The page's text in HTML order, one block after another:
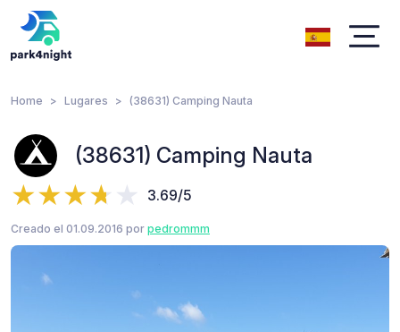
Home Lugares (38631) Camping Nauta
(38631) Camping Nauta
3.69/5
Creado el 01.09.2016 por pedrommm